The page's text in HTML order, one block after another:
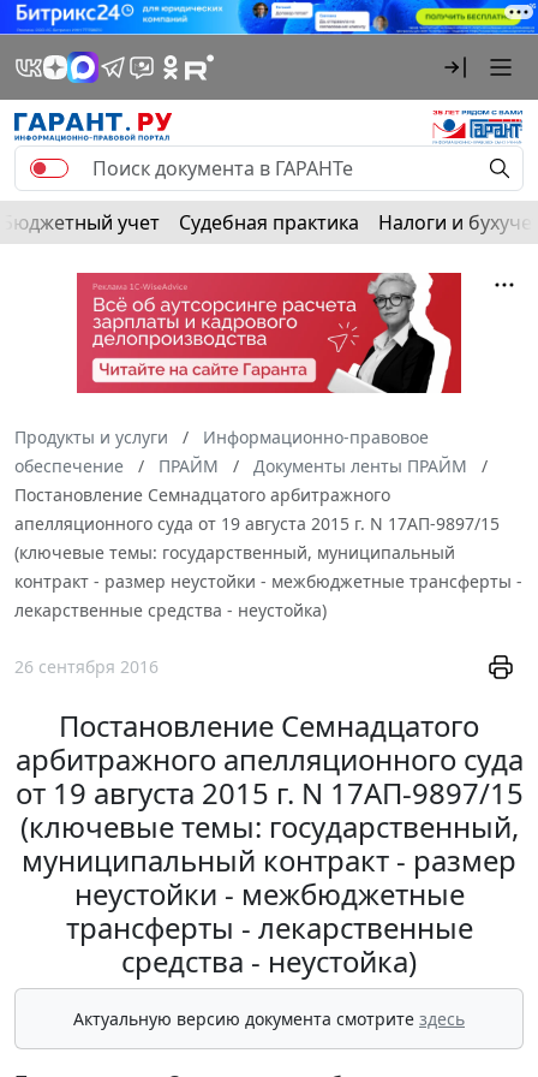
Бюджетный учет Судебная практика Налоги и
Продукты и услуги
Информационно-правовое
обеспечение
ПРАЙМ
Документы ленты ПРАЙМ
Постановление Семнадцатого арбитражного
апелляционного суда от 19 августа 2015 г. N 17АП-9897/15
(ключевые темы: государственный, муниципальный
контракт - размер неустойки - межбюджетные трансферты -
лекарственные средства - неустойка)
26 сентября 2016
Постановление Семнадцатого
арбитражного апелляционного суда
от 19 августа 2015 г. N 17АП-9897/15
(ключевые темы: государственный,
муниципальный контракт - размер
неустойки - межбюджетные
трансферты - лекарственные
средства - неустойка)
Актуальную версию документа смотрите здесь